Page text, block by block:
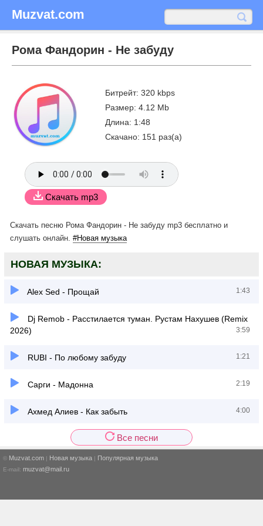
Muzvat.com
Рома Фандорин - Не забуду
Битрейт: 320 kbps
Размер: 4.12 Mb
Длина: 1:48
Скачано: 151 раз(а)
Скачать mp3
Скачать песню Рома Фандорин - Не забуду mp3 бесплатно и
слушать онлайн. #Новая музыка
НОВАЯ МУЗЫКА:
Alex Sed - Прощай 1:43
Dj Remob - Расстилается туман. Рустам Нахушев (Remix
2026)
3:59
RUBI - По любому забуду 1:21
Сарги - Мадонна 2:19
Ахмед Алиев - Как забыть 4:00
Все песни
© Muzvat.com | Новая музыка | Популярная музыка
E-mail: muzvat@mail.ru